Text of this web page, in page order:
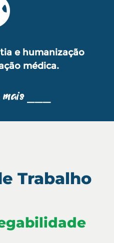
e humanização
médica.
⎯⎯⎯
Trabalho